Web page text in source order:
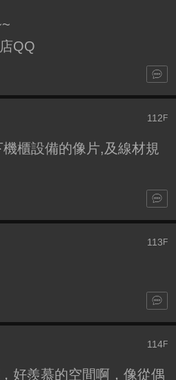
QQ
112 F
櫃設備的像片,及線材規
113 F
114F
好羨慕的空間啊，像從偶